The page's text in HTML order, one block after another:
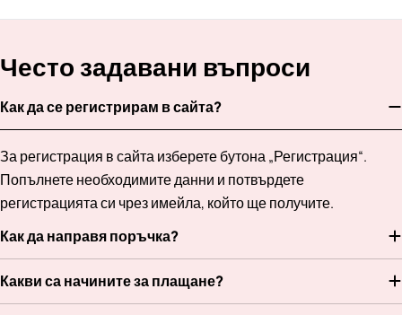
Често задавани въпроси
Как да се регистрирам в сайта?
За регистрация в сайта изберете бутона „Регистрация“.
Попълнете необходимите данни и потвърдете
регистрацията си чрез имейла, който ще получите.
Как да направя поръчка?
Какви са начините за плащане?